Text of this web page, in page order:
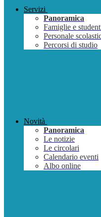
Servizi
Panoramica
Famiglie e
Personale
Percorsi di studio
Novità
Panoramica
Le notizie
Le circolari
Calendario eventi
Albo online